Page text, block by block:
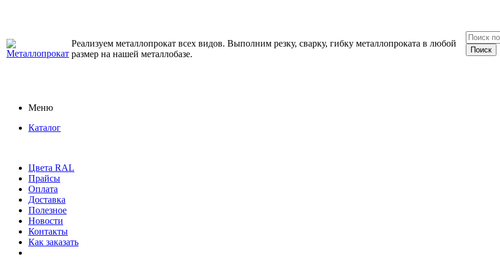
Реализуем металлопрокат всех видов. Выполним резку, сварку, гибку металлопроката в любой
размер на нашей металлобазе.
Меню
Каталог
Цвета RAL
Прайсы
Оплата
Доставка
Полезное
Новости
Контакты
Как заказать